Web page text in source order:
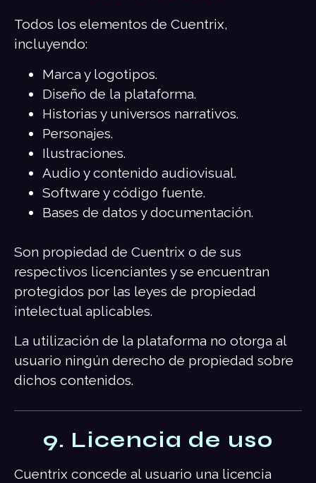
Todos los elementos de Cuentrix,
incluyendo:
Marca y logotipos.
Diseño de la plataforma.
Historias y universos narrativos.
Personajes.
Ilustraciones.
Audio y contenido audiovisual.
Software y código fuente.
Bases de datos y documentación.
Son propiedad de Cuentrix o de sus
respectivos licenciantes y se encuentran
protegidos por las leyes de propiedad
intelectual aplicables.
La utilización de la plataforma no otorga al
usuario ningún derecho de propiedad sobre
dichos contenidos.
9. Licencia de uso
Cuentrix concede al usuario una licencia